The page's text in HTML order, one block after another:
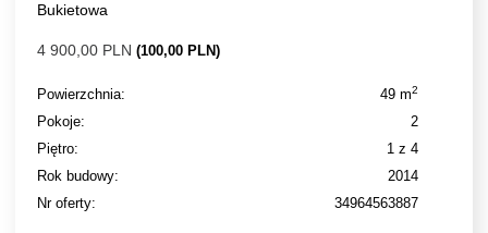
Bukietowa
4 900,00 PLN (100,00 PLN)
Powierzchnia: 49 m2
Pokoje:
2
Piętro:
1 z 4
Rok budowy:
2014
Nr oferty:
34964563887